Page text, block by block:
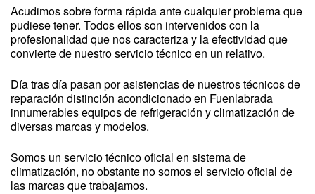
Acudimos sobre forma rápida ante cualquier problema que
pudiese tener. Todos ellos son intervenidos con la
profesionalidad que nos caracteriza y la efectividad que
convierte de nuestro servicio técnico en un relativo.
Día tras día pasan por asistencias de nuestros técnicos de
reparación distinción acondicionado en Fuenlabrada
innumerables equipos de refrigeración y climatización de
diversas marcas y modelos.
Somos un servicio técnico oficial en sistema de
climatización, no obstante no somos el servicio oficial de
las marcas que trabajamos.